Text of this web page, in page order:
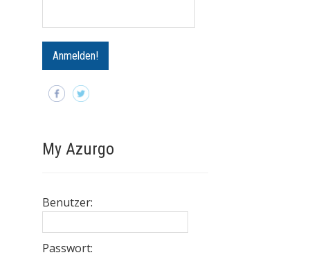
My Azurgo
Benutzer:
Passwort: